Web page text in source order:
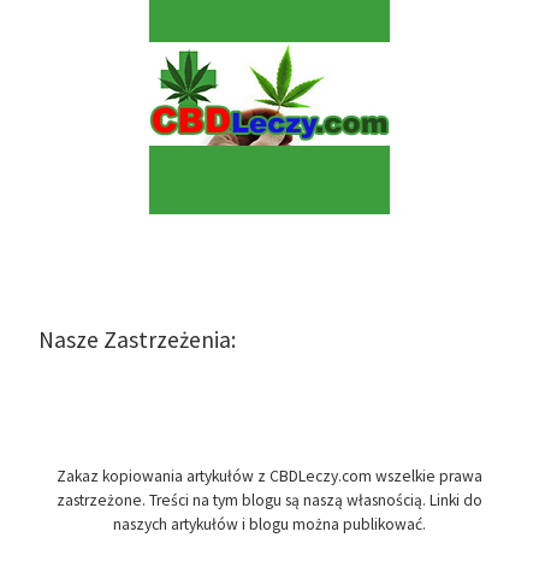
Nasze Zastrzeżenia:
Zakaz kopiowania artykułów z CBDLeczy.com wszelkie prawa
zastrzeżone. Treści na tym blogu są naszą własnością. Linki do
naszych artykułów i blogu można publikować.